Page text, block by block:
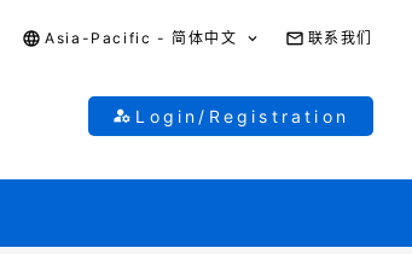
Asia-Pacific - 简体中文 联系我们
Login/Registration